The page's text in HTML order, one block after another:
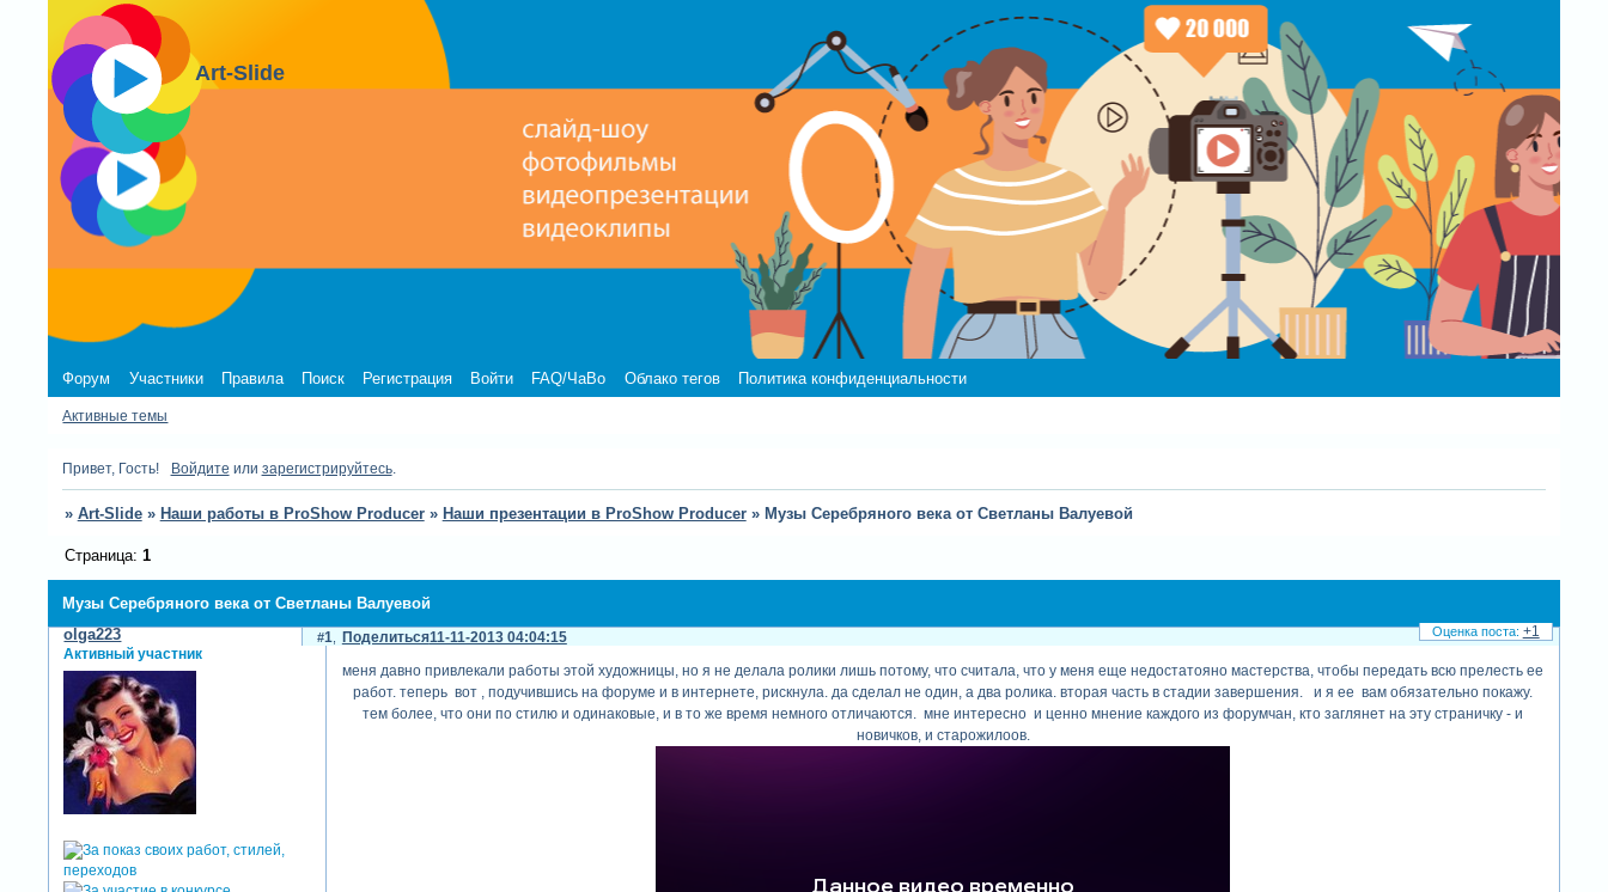
Art-Slide
Форум Участники Правила Поиск Регистрация Войти FAQ/ЧаВо Облако тегов Политика конфиденциальности
Активные темы
Привет, Гость! Войдите или зарегистрируйтесь.
» Art-Slide » Наши работы в ProShow Producer » Наши презентации в ProShow Producer » Музы Серебряного века от Светланы Валуевой
Музы Серебряного века от Светланы Валуевой
Страница: 1
Поделиться
1 11-11-2013 04:04:15
olga223
Активный участник
меня давно привлекали работы этой художницы, но я не делала ролики лишь потому, что считала, что у меня еще недостатояно мастерства, чтобы передать всю прелесть ее
работ. теперь вот , подучившись на форуме и в интернете, рискнула. да сделал не один, а два ролика. вторая часть в стадии завершения. и я ее вам обязательно покажу.
тем более, что они по стилю и одинаковые, и в то же время немного отличаются. мне интересно и ценно мнение каждого из форумчан, кто заглянет на эту страничку - и
новичков, и старожилоов.
+1